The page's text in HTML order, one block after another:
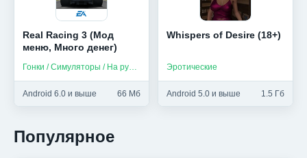
Real Racing 3 (Мод
меню, Много денег)
Android 6.0 и выше 66 Мб
Whispers of Desire (18+)
Эротические
Android 5.0 и выше 1.5 Гб
Популярное